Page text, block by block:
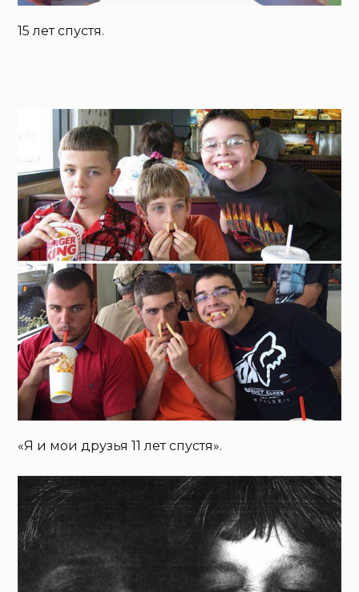
15 лет спустя.
«Я и мои друзья 11 лет спустя».